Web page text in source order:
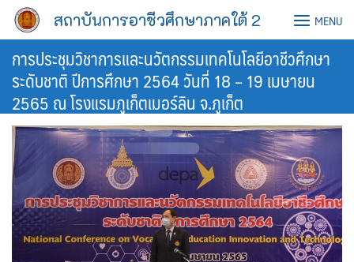
Skip
content
สถาบันการอาชีวศึกษาภาคใต้ 2 MENU
การประชุมวิชาการและนวัตกรรมเทคโนโลยีอาชีวศึกษา
ระดับชาติ ปีการศึกษา 2564 วันที่ 18 – 19 เมษายน
2565 ณ โรงแรมภูเก็ตเมอร์ลิน จ.ภูเก็ต